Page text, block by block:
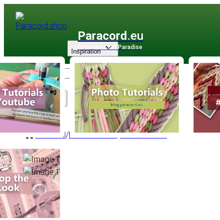
Paracord .eu
Coloured Cord Paradise
Sortiment
Inspiration
PPM Seil/PPM Flachseil/Flach Ø 8 mm